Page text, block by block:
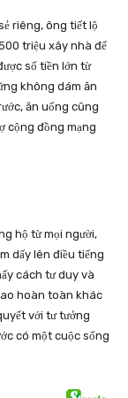
riêng, ông tiết lộ
triệu xây nhà để
số tiền lớn từ
không dám ăn
ăn uống cũng
cộng đồng mạng
hộ từ mọi người,
dấy lên điều tiếng
cách tư duy và
hoàn toàn khác
với tư tưởng
có một cuộc sống